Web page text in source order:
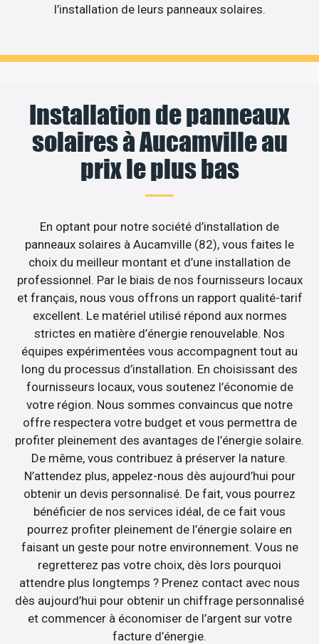
l’installation de leurs panneaux solaires.
Installation de panneaux
solaires à Aucamville au
prix le plus bas
En optant pour notre société d’installation de
panneaux solaires à Aucamville (82), vous faites le
choix du meilleur montant et d’une installation de
professionnel. Par le biais de nos fournisseurs locaux
et français, nous vous offrons un rapport qualité-tarif
excellent. Le matériel utilisé répond aux normes
strictes en matière d’énergie renouvelable. Nos
équipes expérimentées vous accompagnent tout au
long du processus d’installation. En choisissant des
fournisseurs locaux, vous soutenez l’économie de
votre région. Nous sommes convaincus que notre
offre respectera votre budget et vous permettra de
profiter pleinement des avantages de l’énergie solaire.
De même, vous contribuez à préserver la nature.
N’attendez plus, appelez-nous dès aujourd’hui pour
obtenir un devis personnalisé. De fait, vous pourrez
bénéficier de nos services idéal, de ce fait vous
pourrez profiter pleinement de l’énergie solaire en
faisant un geste pour notre environnement. Vous ne
regretterez pas votre choix, dès lors pourquoi
attendre plus longtemps ? Prenez contact avec nous
dès aujourd’hui pour obtenir un chiffrage personnalisé
et commencer à économiser de l’argent sur votre
facture d’énergie.